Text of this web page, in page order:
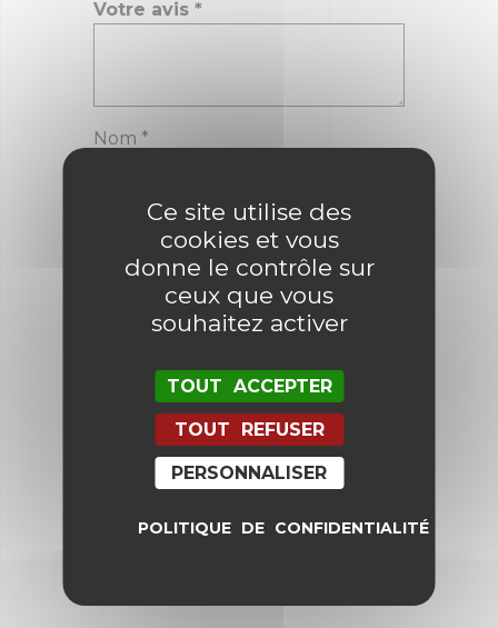
Votre avis *
Nom *
E-mail*
Enregistrer mon nom, mon e-mail
Ce site utilise des
cookies et vous
donne le contrôle sur
ceux que vous
souhaitez activer
TOUT ACCEPTER
TOUT REFUSER
PERSONNALISER
POLITIQUE DE CONFIDENTIALITÉ